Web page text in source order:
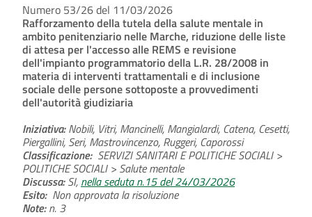
Numero 53/26 del 11/03/2026
Rafforzamento della tutela della salute mentale in
ambito penitenziario nelle Marche, riduzione delle liste
di attesa per l'accesso alle REMS e revisione
dell'impianto programmatorio della L.R. 28/2008 in
materia di interventi trattamentali e di inclusione
sociale delle persone sottoposte a provvedimenti
dell'autorità giudiziaria
Iniziativa:Nobili, Vitri, Mancinelli, Mangialardi, Catena, Cesetti,
Piergallini, Seri, Mastrovincenzo, Ruggeri, Caporossi
Classificazione: SERVIZI SANITARI E POLITICHE SOCIALI >
POLITICHE SOCIALI > Salute mentale
Discussa:SI, nella seduta n.15 del 24/03/2026
Esito: Non approvata la risoluzione
Note:n. 3